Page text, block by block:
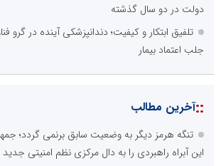
دولت در دو سال گذشته
تلفیق ابتکار و کیفیت؛ دندانپزشکی آینده در گرو
جلب اعتماد بیمار
::آخرین مطالب
تنگه هرمز دیگر به وضعیت سابق برنمی گردد؛
این آبراه راهبردی را به دال مرکزی نظم امنیتی